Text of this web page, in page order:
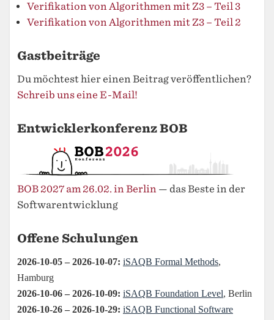
Verifikation von Algorithmen mit Z3 – Teil 3
Verifikation von Algorithmen mit Z3 – Teil 2
Gastbeiträge
Du möchtest hier einen Beitrag veröffentlichen?
Schreib uns eine E-Mail!
Entwicklerkonferenz BOB
BOB 2027 am 26.02. in Berlin — das Beste in der
Softwarentwicklung
Offene Schulungen